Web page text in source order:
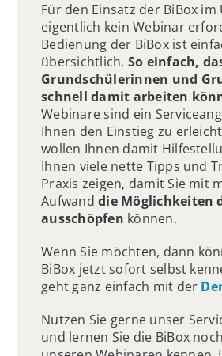
Für den Einsatz der BiBox
eigentlich kein Webinar
Bedienung der BiBox ist
übersichtlich. So einfach,
Grundschülerinnen und
schnell damit arbeiten
Webinare sind ein
Ihnen den Einstieg zu
wollen Ihnen damit
Ihnen viele nette Tipps und
Praxis zeigen, damit Sie mit
Aufwanddie Möglichkeiten
ausschöpfen können.
Wenn Sie möchten, dann
BiBox jetzt sofort selbst
geht ganz einfach mit der
Nutzen Sie gerne unser
und lernen Sie die BiBox